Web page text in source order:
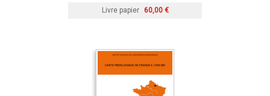
Livre papier 60,00 €